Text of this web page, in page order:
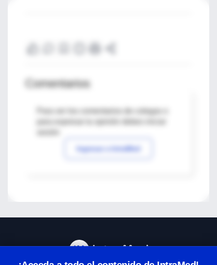
Comentarios
Para ver los comentarios de colegas o
Ingresar a IntraMed